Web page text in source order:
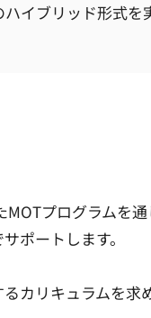
イブリッド形式を
プログラムを
ポートします。
カリキュラムを求